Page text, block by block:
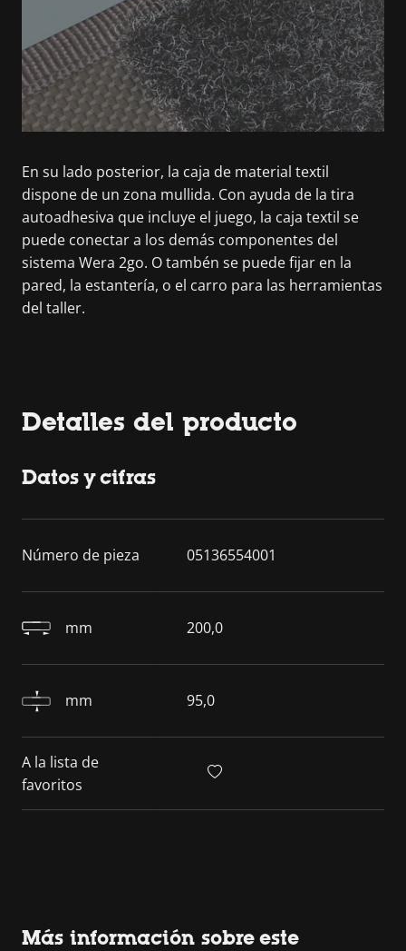
En su lado posterior, la caja de material textil
dispone de un zona mullida. Con ayuda de la tira
autoadhesiva que incluye el juego, la caja textil se
puede conectar a los demás componentes del
sistema Wera 2go. O tambén se puede fijar en la
pared, la estantería, o el carro para las herramientas
del taller.
Detalles del producto
Datos y cifras
Número de pieza 05136554001
mm 200,0
mm 95,0
A la lista de
favoritos
Más información sobre este